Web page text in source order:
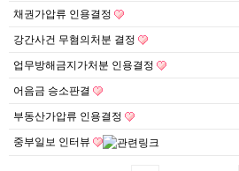
채권가압류 인용결정
강간사건 무혐의처분 결정
업무방해금지가처분 인용결정
어음금 승소판결
부동산가압류 인용결정
중부일보 인터뷰